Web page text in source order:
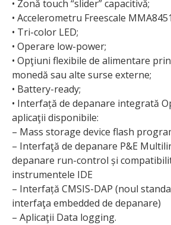
• Zonă touch “slider” capacitivă;
• Accelerometru Freescale
• Tri-color LED;
• Operare low-power;
• Opţiuni flexibile de alimentare
monedă sau alte surse externe;
• Battery-ready;
• Interfață de depanare integrată
aplicaţii disponibile:
– Mass storage device flash
– Interfaţă de depanare P&E
depanare run-control și
instrumentele IDE
– Interfață CMSIS-DAP (noul
interfaţa embedded de depanare)
– Aplicaţii Data logging.